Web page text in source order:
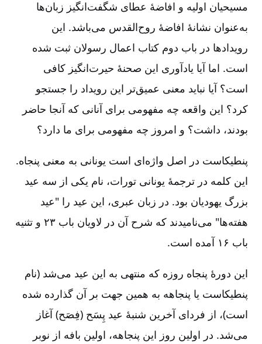
مسیحیان اولیه و افاضۀ عطای شگفت‌انگیز زبان‌ها
به‌عنوان نشانۀ افاضۀ روح‌القدس می‌باشد. این
رویدادها در باب دوم کتاب اعمال رسولان ثبت شده
است. اما آیا یادآوری این صحنۀ حیرت‌انگیز کافی
است؟ آیا نباید معنی عمیق‌تر این رویداد را جستجو
کرد؟ این واقعه چه مفهومی برای آنانی که آنجا حاضر
بودند، داشت؟ و امروز چه مفهومی برای ما دارد؟
پنطیکاست در اصل واژه‌ای است یونانی به معنی پنجاه.
این کلمه در ترجمۀ یونانی تورات، نام یکی از سه عید
بزرگ یهودیان بود. در زبان عبری، این عید را "عید
هفته‌ها" می‌نامیدند که شرح آن در لاویان باب ۲۳ و تثنیه
باب ۱۶ آمده است.
این دورۀ پنجاه روزه که منتهی به این عید می‌شد (نام
پنطیکاست یا پنجاهه به همین جهت بر آن گذارده شده
است)، از فردای آخرین شنبۀ عید پِسَح (فِصَح) آغاز
می‌شد. در اولین روز این پنجاهه، اولین بافه از نوبر